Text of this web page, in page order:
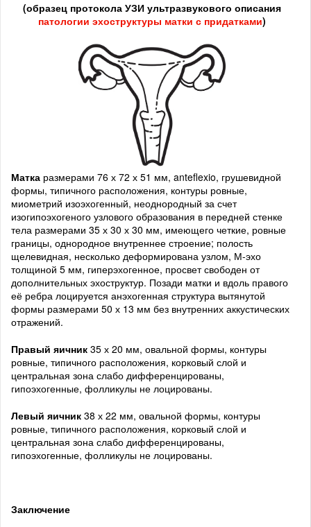
(образец протокола УЗИ ультразвукового описания
патологии эхоструктуры матки с придатками)
Матка размерами 76 х 72 х 51 мм, anteflexio, грушевидной
формы, типичного расположения, контуры ровные,
миометрий изоэхогенный, неоднородный за счет
изогипоэхогеного узлового образования в передней стенке
тела размерами 35 х 30 х 30 мм, имеющего четкие, ровные
границы, однородное внутреннее строение; полость
щелевидная, несколько деформирована узлом, М-эхо
толщиной 5 мм, гиперэхогенное, просвет свободен от
дополнительных эхоструктур. Позади матки и вдоль правого
её ребра лоцируется анэхогенная структура вытянутой
формы размерами 50 х 13 мм без внутренних аккустических
отражений.
Правый яичник 35 х 20 мм, овальной формы, контуры
ровные, типичного расположения, корковый слой и
центральная зона слабо дифференцированы,
гипоэхогенные, фолликулы не лоцированы.
Левый яичник 38 х 22 мм, овальной формы, контуры
ровные, типичного расположения, корковый слой и
центральная зона слабо дифференцированы,
гипоэхогенные, фолликулы не лоцированы.
Заключение